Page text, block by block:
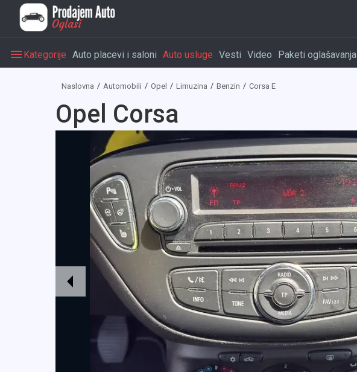
Kategorije Auto placevi i saloni Auto usluge Vesti Video Paketi oglašavanja
Naslovna Automobili Opel Limuzina Benzin Corsa E
Opel Corsa